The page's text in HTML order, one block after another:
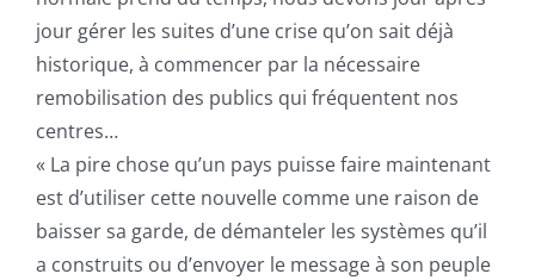
jour gérer les suites d’une crise qu’on sait déjà
historique, à commencer par la nécessaire
remobilisation des publics qui fréquentent nos
centres…
« La pire chose qu’un pays puisse faire maintenant
est d’utiliser cette nouvelle comme une raison de
baisser sa garde, de démanteler les systèmes qu’il
a construits ou d’envoyer le message à son peuple